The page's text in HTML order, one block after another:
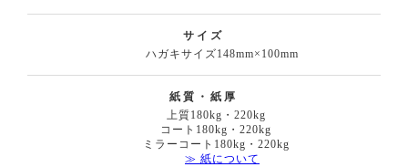
サイズ
ハガキサイズ148mm×100mm
紙質・紙厚
上質180kg・220kg
コート180kg・220kg
ミラーコート180kg・220kg
≫ 紙について